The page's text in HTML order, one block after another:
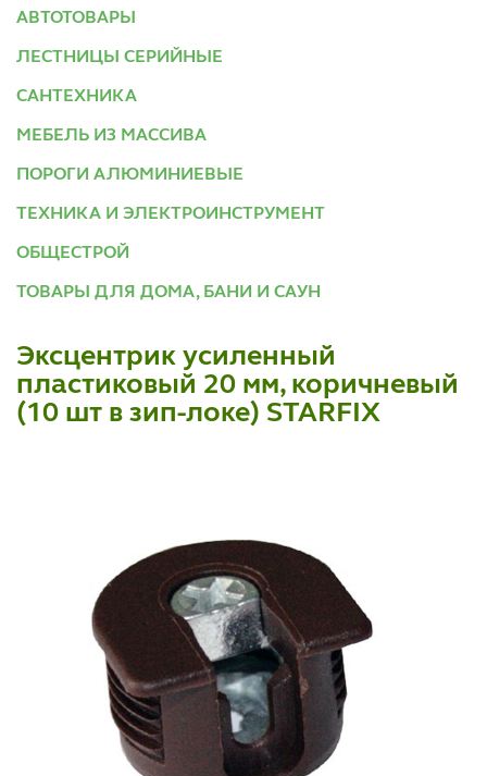
АВТОТОВАРЫ
ЛЕСТНИЦЫ СЕРИЙНЫЕ
САНТЕХНИКА
МЕБЕЛЬ ИЗ МАССИВА
ПОРОГИ АЛЮМИНИЕВЫЕ
ТЕХНИКА И ЭЛЕКТРОИНСТРУМЕНТ
ОБЩЕСТРОЙ
ТОВАРЫ ДЛЯ ДОМА, БАНИ И САУН
Эксцентрик усиленный
пластиковый 20 мм, коричневый
(10 шт в зип-локе) STARFIX